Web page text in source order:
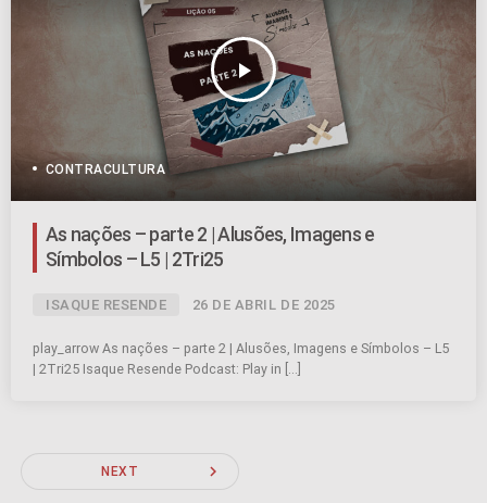
play_arrow
CONTRACULTURA
As nações – parte 2 | Alusões, Imagens e
Símbolos – L5 | 2Tri25
ISAQUE RESENDE 26 DE ABRIL DE 2025
play_arrow As nações – parte 2 | Alusões, Imagens e Símbolos – L5
| 2Tri25 Isaque Resende Podcast: Play in […]
NEXT navigate_next